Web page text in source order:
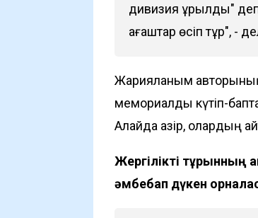
дивизия құрылды"
ағаштар өсіп тұр", -
Жарияланым
мемориалды күтіп-
Алайда қазір, олардың
Жергілікті тұрғынның
әмбебап дүкен